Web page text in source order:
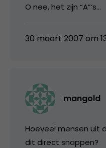
O nee, het zijn “A”‘s…
30 maart 2007 om
mangold
Hoeveel mensen uit
dit direct snappen?